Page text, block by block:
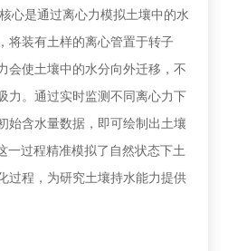
是通过离心力模拟土壤中的水
将装有土样的离心管置于转子
会使土壤中的水分向外迁移，不
力。通过实时监测不同离心力下
始含水量数据，即可绘制出土壤
一过程精准模拟了自然状态下土
过程，为研究土壤持水能力提供